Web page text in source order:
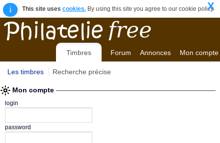
i This site uses cookies.By using this site you agree to our cookie policy.
X
Timbres Forum Annonces Mon compte
Les timbres Recherche précise
Mon compte
login
password